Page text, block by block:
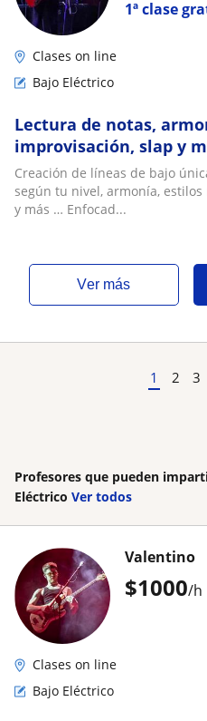
1ª clase
Clases on line
Bajo Eléctrico
Lectura de notas,
improvisación, slap y
estilo de música que
Creación de líneas de bajo
según tu nivel, armonía,
y más … Enfocad...
ver más
1 2 3
Profesores que pueden
Eléctrico Ver todos
$1000/h
Valentino
Clases on line
Bajo Eléctrico